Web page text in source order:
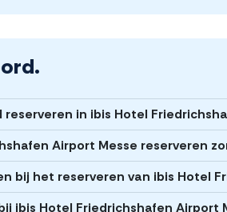
in ibis Hotel
Airport Messe reserveren
bij het reserveren van ibis Hotel
ibis Hotel Friedrichshafen Airport